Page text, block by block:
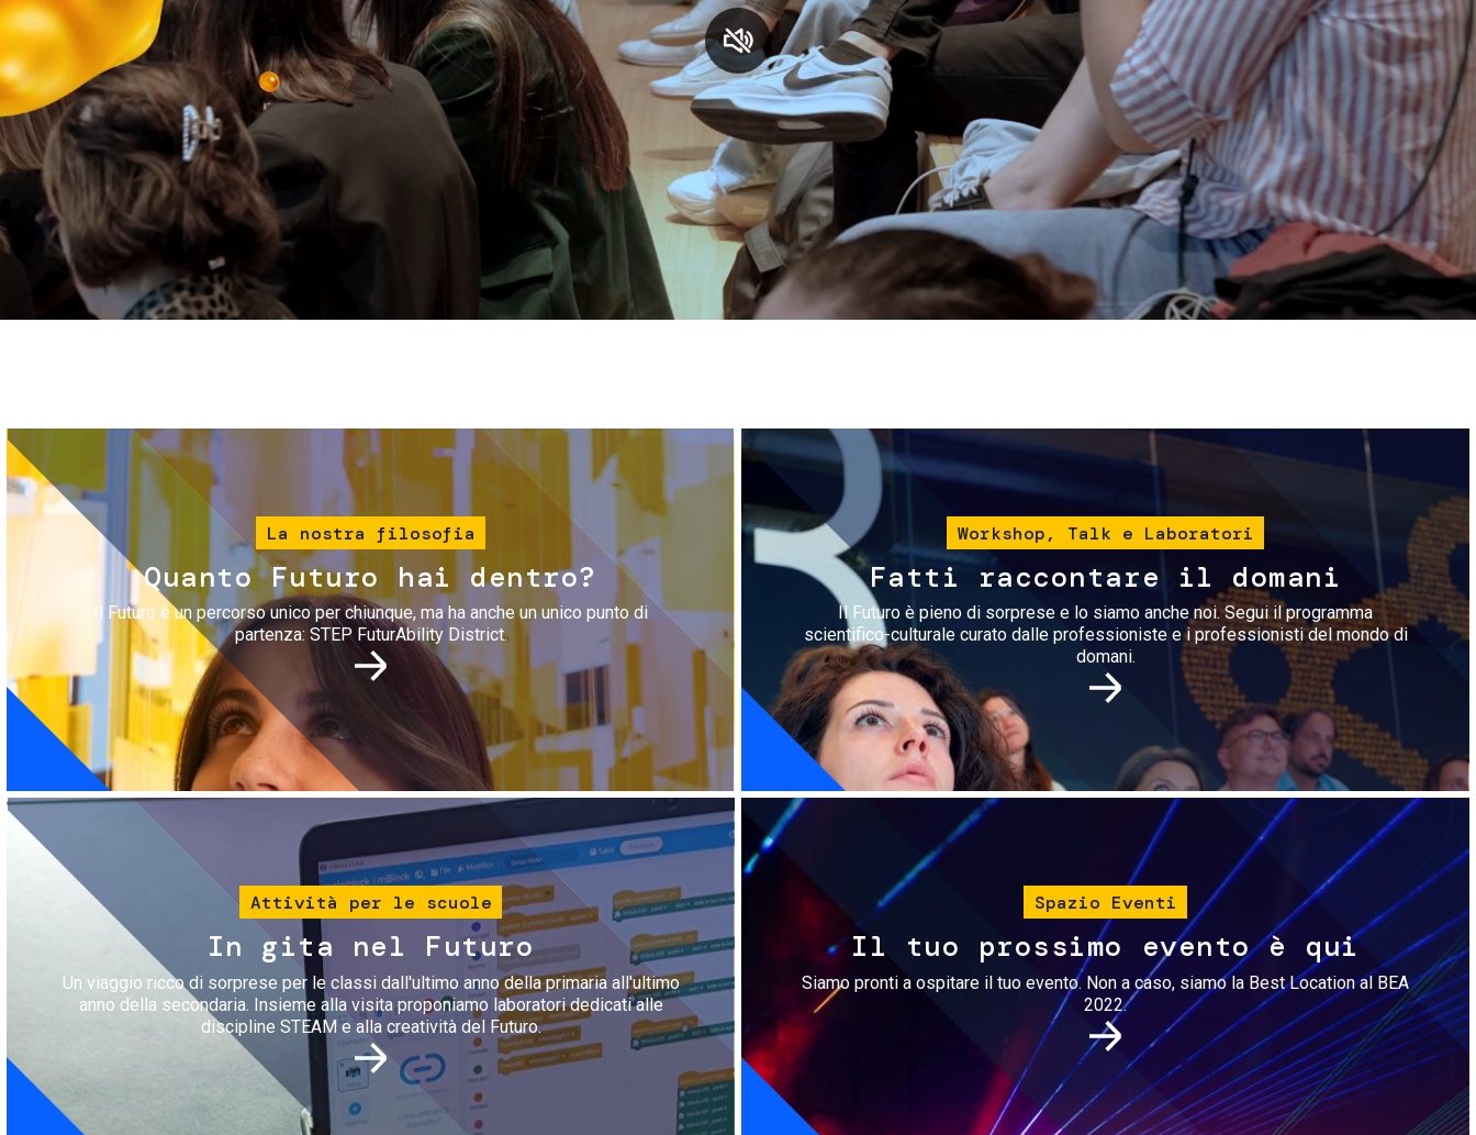
Servizi e accessibilità
Contatti
Biglietti
Immagine
La nostra filosofia
Quanto Futuro hai dentro?
Il Futuro è un percorso unico per chiunque, ma ha anche un unico punto di
partenza: STEP FuturAbility District.
Immagine
Workshop, Talk e Laboratori
Fatti raccontare il domani
Il Futuro è pieno di sorprese e lo siamo anche noi. Segui il programma
scientifico-culturale curato dalle professioniste e i professionisti del mondo di
domani.
Immagine
Attività per le scuole
In gita nel Futuro
Un viaggio ricco di sorprese per le classi dall'ultimo anno della primaria all'ultimo
anno della secondaria. Insieme alla visita proponiamo laboratori dedicati alle
discipline STEAM e alla creatività del Futuro.
Immagine
Spazio Eventi
Il tuo prossimo evento è qui
Siamo pronti a ospitare il tuo evento. Non a caso, siamo la Best Location al BEA
2022.